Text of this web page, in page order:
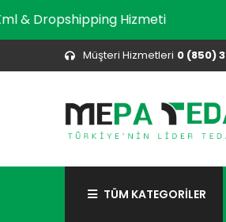
Xml & Dropshipping Hizmeti
Müşteri Hizmetleri 0 (850)
TÜM KATEGORİLER